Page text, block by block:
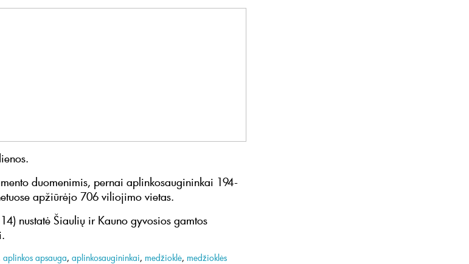
duomenimis, pernai aplinkosaugininkai 194-
apžiūrėjo 706 viliojimo vietas.
nustatė Šiaulių ir Kauno gyvosios gamtos
aplinkos apsauga, aplinkosaugininkai, medžioklė, medžioklės